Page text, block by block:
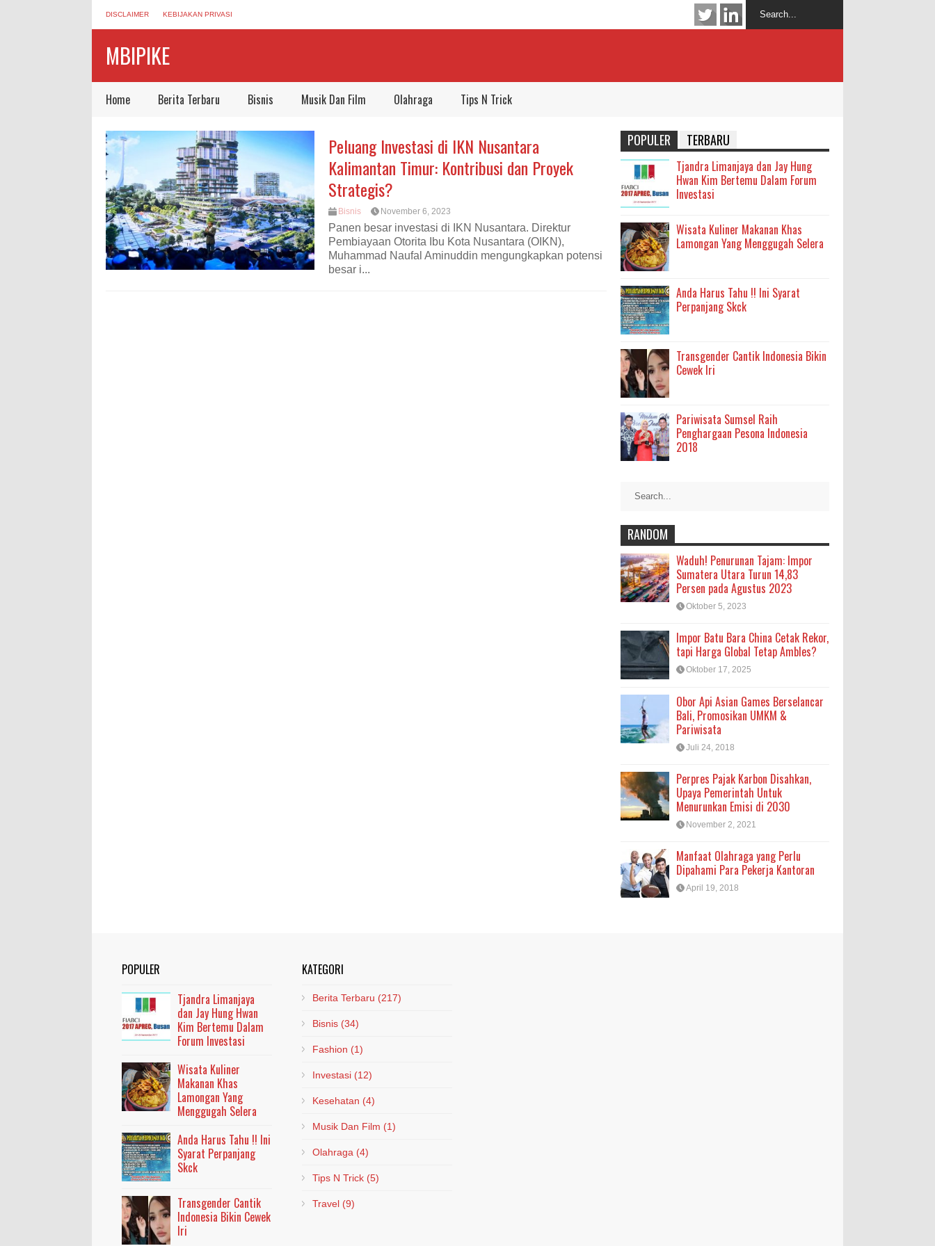
DISCLAIMER KEBIJAKAN PRIVASI
MBIPIKE
Home Berita Terbaru Bisnis Musik Dan Film Olahraga Tips N Trick
Peluang Investasi di IKN Nusantara
Kalimantan Timur: Kontribusi dan Proyek
Strategis?
Bisnis November 6, 2023
Panen besar investasi di IKN Nusantara. Direktur
Pembiayaan Otorita Ibu Kota Nusantara (OIKN),
Muhammad Naufal Aminuddin mengungkapkan potensi
besar i...
POPULER TERBARU
Tjandra Limanjaya dan Jay Hung
Hwan Kim Bertemu Dalam Forum
Investasi
Wisata Kuliner Makanan Khas
Lamongan Yang Menggugah Selera
Anda Harus Tahu !! Ini Syarat
Perpanjang Skck
Transgender Cantik Indonesia Bikin
Cewek Iri
Pariwisata Sumsel Raih
Penghargaan Pesona Indonesia
2018
RANDOM
Waduh! Penurunan Tajam: Impor
Sumatera Utara Turun 14,83
Persen pada Agustus 2023
Oktober 5, 2023
Impor Batu Bara China Cetak Rekor,
tapi Harga Global Tetap Ambles?
Oktober 17, 2025
Obor Api Asian Games Berselancar
Bali, Promosikan UMKM &
Pariwisata
Juli 24, 2018
Perpres Pajak Karbon Disahkan,
Upaya Pemerintah Untuk
Menurunkan Emisi di 2030
November 2, 2021
Manfaat Olahraga yang Perlu
Dipahami Para Pekerja Kantoran
April 19, 2018
POPULER
Tjandra Limanjaya
dan Jay Hung Hwan
Kim Bertemu Dalam
Forum Investasi
Wisata Kuliner
Makanan Khas
Lamongan Yang
Menggugah Selera
Anda Harus Tahu !! Ini
Syarat Perpanjang
Skck
Transgender Cantik
Indonesia Bikin Cewek
Iri
KATEGORI
Berita Terbaru (217)
Bisnis (34)
Fashion (1)
Investasi (12)
Kesehatan (4)
Musik Dan Film (1)
Olahraga (4)
Tips N Trick (5)
Travel (9)